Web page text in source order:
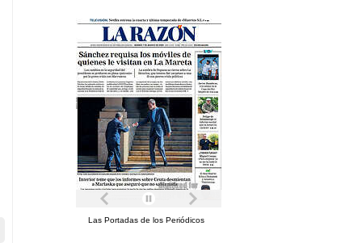
Las Portadas de los Periódicos